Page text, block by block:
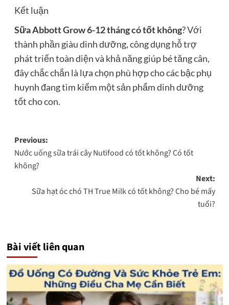
Kết luận
Sữa Abbott Grow 6-12 tháng có tốt không? Với
thành phần giàu dinh dưỡng, công dụng hỗ trợ
phát triển toàn diện và khả năng giúp bé tăng cân,
đây chắc chắn là lựa chọn phù hợp cho các bậc phụ
huynh đang tìm kiếm một sản phẩm dinh dưỡng
tốt cho con.
Post
navigation
Previous:
Nước uống sữa trái cây Nutifood có tốt không? Có tốt
không?
Next:
Sữa hạt óc chó TH True Milk có tốt không? Cho bé mấy
tuổi?
Bài viết liên quan